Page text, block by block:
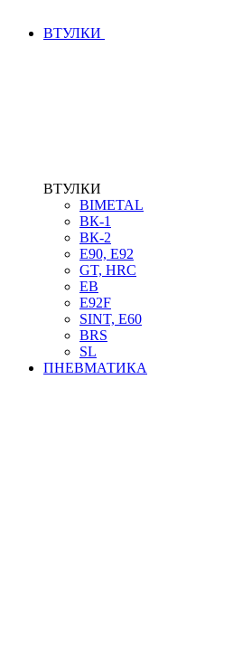
ВТУЛКИ
ВТУЛКИ
BIMETAL
ВК-1
ВК-2
Е90, E92
GT, HRC
EB
Е92F
SINT, E60
BRS
SL
ПНЕВМАТИКА